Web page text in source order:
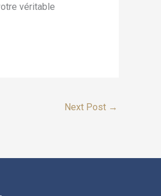
véritable
Next Post →